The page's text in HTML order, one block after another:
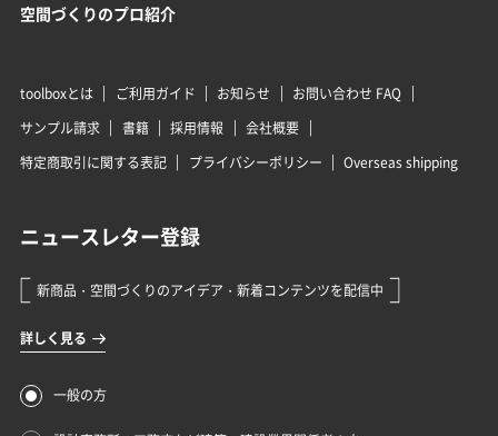
空間づくりのプロ紹介
toolboxとは ご利用ガイド お知らせ
お問い合わせ FAQ
サンプル請求
書籍 採用情報
会社概要
特定商取引に関する表記
プライバシーポリシー Overseas shipping